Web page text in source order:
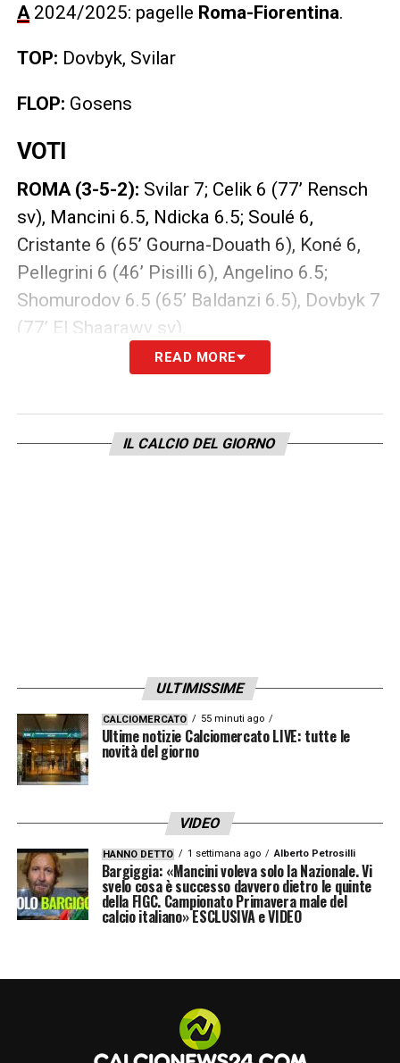
A2024/2025: pagelle Roma-Fiorentina.
TOP: Dovbyk, Svilar
FLOP: Gosens
VOTI
ROMA (3-5-2): Svilar 7; Celik 6 (77’ Rensch
sv), Mancini 6.5, Ndicka 6.5; Soulé 6,
Cristante 6 (65’ Gourna-Douath 6), Koné 6,
Pellegrini 6 (46’ Pisilli 6), Angelino 6.5;
Shomurodov 6.5 (65’ Baldanzi 6.5), Dovbyk 7
(77’ El Shaarawy sv).
FIORENTINA (3-5-2):De Gea 6.5; Pongracic
Parisi 5.5, Mandragora 6, Richardson 5.5 (71’
Colpani 6), Ndour 5.5 (90’ Adli sv), Gosens 5
READ MORE
IL CALCIO DEL GIORNO
ULTIMISSIME
CALCIOMERCATO 55 minuti ago
Ultime notizie Calciomercato LIVE: tutte le
novità del giorno
VIDEO
HANNO DETTO 1 settimana ago Alberto Petrosilli
Bargiggia: «Mancini voleva solo la Nazionale. Vi
svelo cosa è successo davvero dietro le quinte
della FIGC. Campionato Primavera male del
calcio italiano» ESCLUSIVA e VIDEO